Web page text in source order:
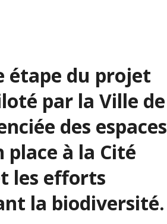
étape du projet
par la Ville de
des espaces
place à la Cité
les efforts
la biodiversité.